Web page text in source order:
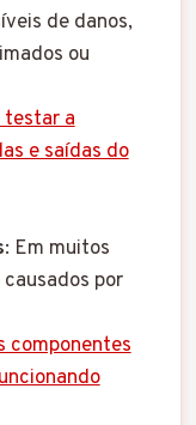
de danos,
ou
testar a
e saídas do
: Em muitos
por
componentes